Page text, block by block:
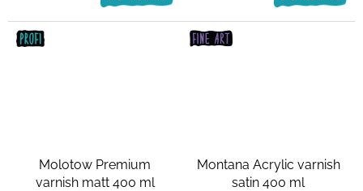
Molotow Premium
varnish matt 400 ml
Montana Acrylic varnish
satin 400 ml